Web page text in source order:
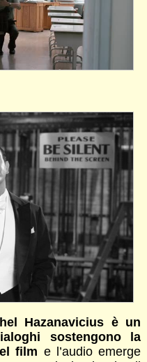
Hazanavicius è un
sostengono la
film e l’audio emerge